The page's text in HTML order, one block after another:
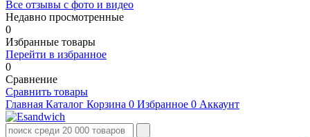
Все отзывы c фото и видео
Недавно просмотренные
0
Избранные товары
Перейти в избранное
0
Сравнение
Сравнить товары
Главная Каталог Корзина 0 Избранное 0 Аккаунт